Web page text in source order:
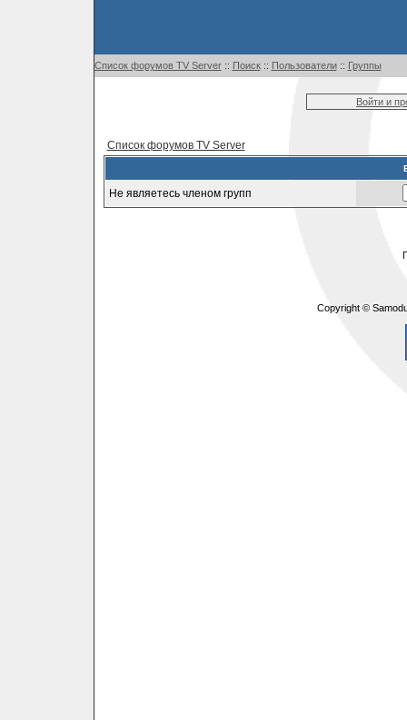
Список форумов TV Server:: Поиск:: Пользователи:: Группы
Войти и
Список форумов TV Server
Не являетесь членом групп
Copyright ©